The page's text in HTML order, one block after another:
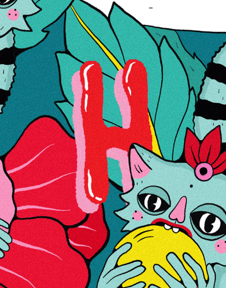
17,29 €
Lisa soovinimekirja Lisa võrdlusse
Kirjeldus
SmoKing | Klaasbong valge H:22cm Ø:25mm S:14,5mm
Kuju: painutatud toru
Kahapesa: 14,5 mm
Kõrgus: 22
Värv: valge
Läbimõõt: 25
Lisainfo
Hinnang